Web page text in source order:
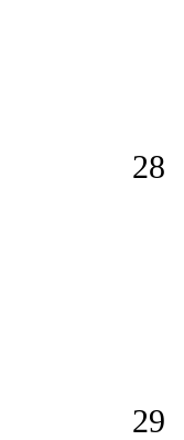
28
29